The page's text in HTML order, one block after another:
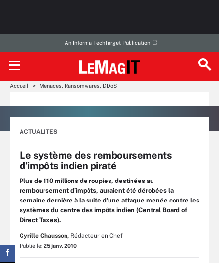
An Informa TechTarget Publication
Accueil Menaces, Ransomwares, DDoS
ACTUALITES
Le système des remboursements
d’impôts indien piraté
Plus de 110 millions de roupies, destinées au
remboursement d’impôts, auraient été dérobées la
semaine dernière à la suite d’une attaque menée contre les
systèmes du centre des impôts indien (Central Board of
Direct Taxes).
Cyrille Chausson, Rédacteur en Chef
Publié le: 25 janv. 2010